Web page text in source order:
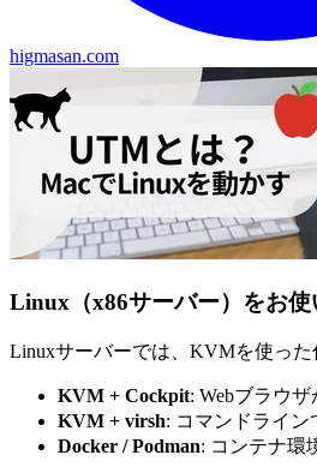
higmasan.com
Linux（x86サーバー）をお使
Linuxサーバーでは、KVMを使った
KVM + Cockpit: Webブラウ
KVM + virsh: コマンドライン
Docker / Podman: コンテナ環